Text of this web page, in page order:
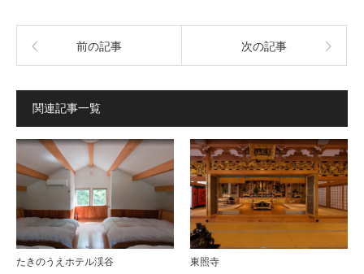
前の記事 次の記事
関連記事一覧
たきのうえホテル渓谷 東照寺